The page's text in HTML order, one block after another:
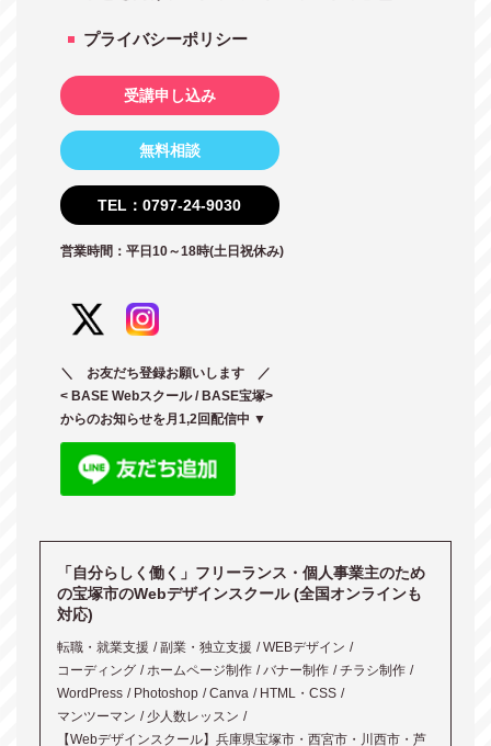
プライバシーポリシー
受講申し込み
無料相談
TEL：0797-24-9030
営業時間：平日10～18時(土日祝休み)
＼ お友だち登録お願いします ／
< BASE Webスクール / BASE宝塚>
からのお知らせを月1,2回配信中 ▼
「自分らしく働く」フリーランス・個人事業主のため
の宝塚市のWebデザインスクール (全国オンラインも
対応)
転職・就業支援 副業・独立支援
WEBデザイン
コーディング
ホームページ制作 バナー制作
チラシ制作
WordPress
Photoshop Canva
HTML・CSS
マンツーマン
少人数レッスン
【Webデザインスクール】兵庫県宝塚市・西宮市・川西市・芦